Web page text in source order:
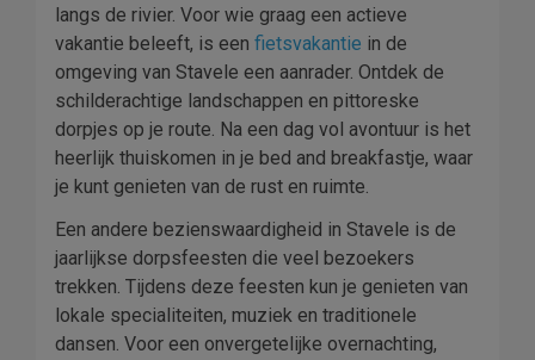
langs de rivier. Voor wie graag een actieve
vakantie beleeft, is een fietsvakantie in de
omgeving van Stavele een aanrader. Ontdek de
schilderachtige landschappen en pittoreske
dorpjes op je route. Na een dag vol avontuur is het
heerlijk thuiskomen in je bed and breakfastje, waar
je kunt genieten van de rust en ruimte.
Een andere bezienswaardigheid in Stavele is de
jaarlijkse dorpsfeesten die veel bezoekers
trekken. Tijdens deze feesten kun je genieten van
lokale specialiteiten, muziek en traditionele
dansen. Voor een onvergetelijke overnachting,